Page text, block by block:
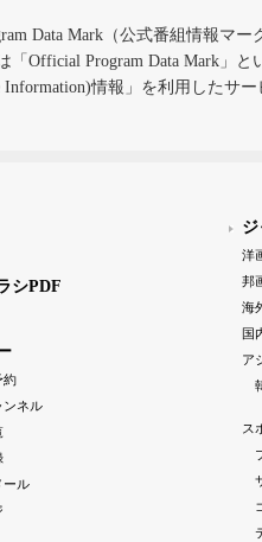
Data Mark（公式番組情報マー
「Official Program Data Mark」
Information)情報」を利用したサ
シPDF
約
ンネル
ール
洋
邦
海
国
ア
ス